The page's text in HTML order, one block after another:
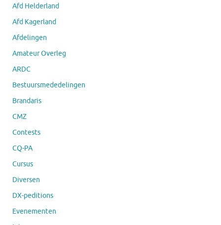
Afd Helderland
Afd Kagerland
Afdelingen
Amateur Overleg
ARDC
Bestuursmededelingen
Brandaris
CMZ
Contests
CQ-PA
Cursus
Diversen
DX-peditions
Evenementen